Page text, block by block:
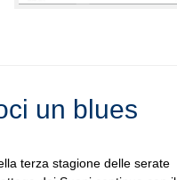
un blues
terza stagione delle serate